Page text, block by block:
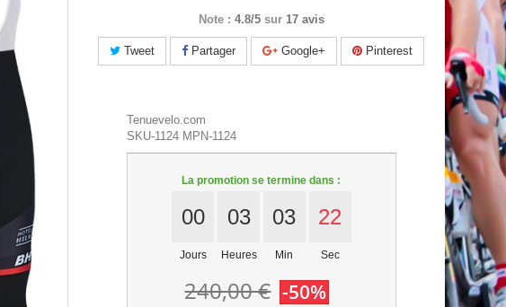
Note : 4.8/5 sur 17 avis
Tweet Partager Google+ Pinterest
Tenuevelo.com
SKU-1124 MPN-1124
La promotion se termine dans :
00
Jours
03
Heures
03
Min
21
Sec
240,00 € -50%